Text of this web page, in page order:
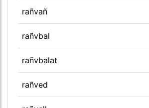
rañvañ
rañvbal
rañvbalat
rañved